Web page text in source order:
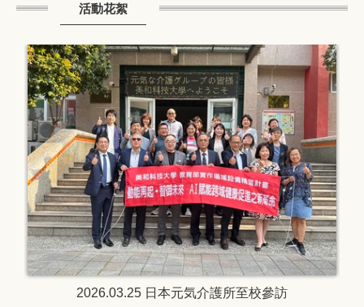
活動花絮
2026.3.15 ~ 3.18 國際處越南招生